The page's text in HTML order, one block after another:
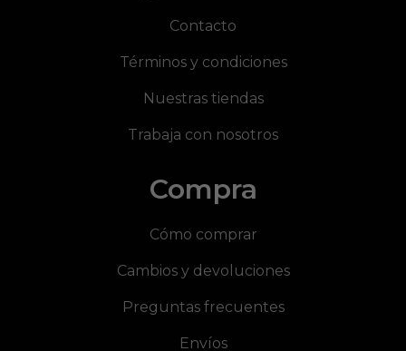
Contacto
Términos y condiciones
Nuestras tiendas
Trabaja con nosotros
Compra
Cómo comprar
Cambios y devoluciones
Preguntas frecuentes
Envíos